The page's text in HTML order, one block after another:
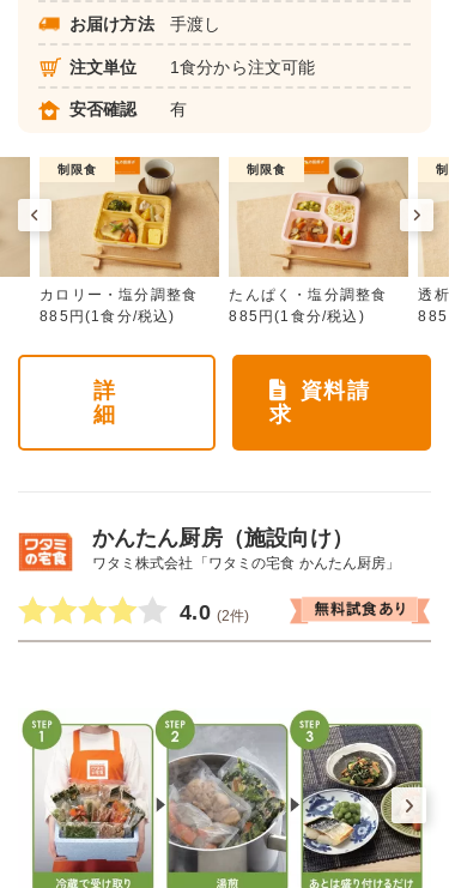
お届け方法 手渡し
注文単位 1食分から注文可能
安否確認 有
制限食
カロリー・塩分調整食
885円(1食分/税込)
制限食
たんぱく・塩分調整食
885円(1食分/税込)
透析
詳
細
資料請
求
かんたん厨房（施設向け）
ワタミ株式会社「ワタミの宅食 かんたん厨房」
4.0 (2件)